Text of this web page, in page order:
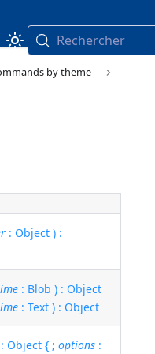
Rechercher
by theme
: Object ) :
: Blob ) : Object
: Text ) : Object
: Object { ;options :